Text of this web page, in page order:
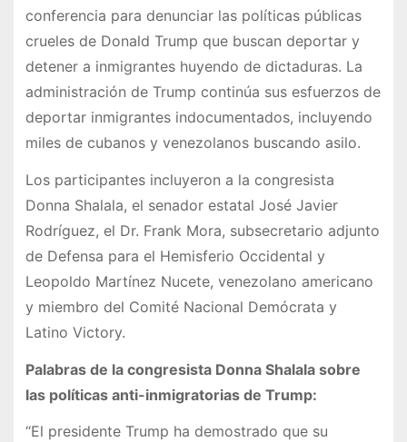
conferencia para denunciar las políticas públicas
crueles de Donald Trump que buscan deportar y
detener a inmigrantes huyendo de dictaduras. La
administración de Trump continúa sus esfuerzos de
deportar inmigrantes indocumentados, incluyendo
miles de cubanos y venezolanos buscando asilo.
Los participantes incluyeron a la congresista
Donna Shalala, el senador estatal José Javier
Rodríguez, el Dr. Frank Mora, subsecretario adjunto
de Defensa para el Hemisferio Occidental y
Leopoldo Martínez Nucete, venezolano americano
y miembro del Comité Nacional Demócrata y
Latino Victory.
Palabras de la congresista Donna Shalala sobre
las políticas anti-inmigratorias de Trump:
“El presidente Trump ha demostrado que su